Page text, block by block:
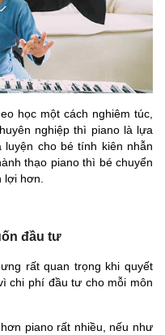
học một cách nghiêm túc,
nghiệp thì piano là lựa
cho bé tính kiên nhẫn
thạo piano thì bé chuyển
lợi hơn.
đầu tư
rất quan trọng khi quyết
chi phí đầu tư cho mỗi môn
piano rất nhiều, nếu như